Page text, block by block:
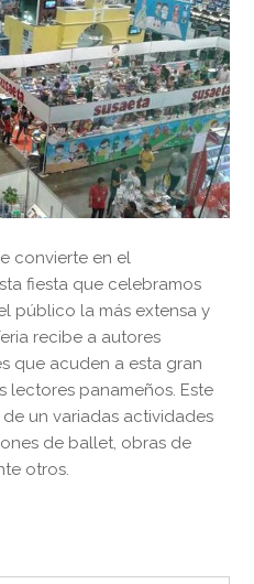
convierte en el
fiesta que celebramos
público la más extensa y
recibe a autores
que acuden a esta gran
lectores panameños. Este
un variadas actividades
de ballet, obras de
otros.